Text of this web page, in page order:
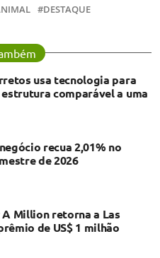
DESTAQUE
usa tecnologia para
comparável a uma
recua 2,01% no
de 2026
A Million retorna a Las
de US$ 1 milhão